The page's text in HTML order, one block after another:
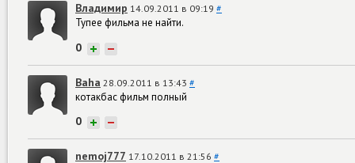
Владимир 14.09.2011 в 09:19 #
Тупее фильма не найти.
0 + −
Baha 28.09.2011 в 13:43 #
котакбас фильм полный
0 + −
nemoj777 17.10.2011 в 21:56 #